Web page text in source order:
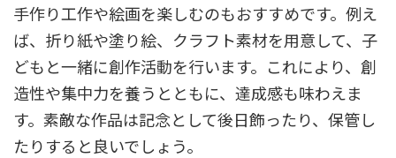
手作り工作や絵画を楽しむのもおすすめです。例え
ば、折り紙や塗り絵、クラフト素材を用意して、子
どもと一緒に創作活動を行います。これにより、創
造性や集中力を養うとともに、達成感も味わえま
す。素敵な作品は記念として後日飾ったり、保管し
たりすると良いでしょう。